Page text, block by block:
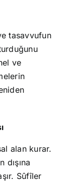
tasavvufun
ve
alan kurar.
dışına
Sûfîler